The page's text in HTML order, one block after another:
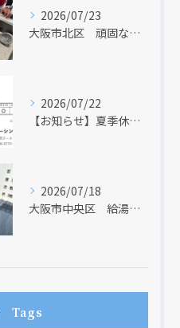
2026/07/23
大阪市北区 頑固な水アカはなかなか取れない・・・
2026/07/22
【お知らせ】夏季休業日のお知らせ【２０２６年】
2026/07/18
大阪市中央区 給湯器のリモコンが無くても、リモコンを設置する方法はあります
Tags
る折込チラシです。
る折込チラシです。